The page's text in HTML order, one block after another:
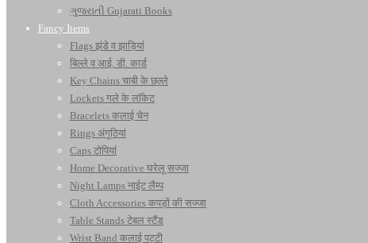
ગુજરાતી Gujarati Books
Fancy Items
Flags झंडे व झाड़ियां
बिल्ले व आई. डी. कार्ड
Key Chains चाबी के छल्ले
Lockets गले के लॉकेट
Bracelets कलाई चेन
Rings अंगूठियां
Caps टोपियां
Home Decorative घरेलू सज्जा
Night Lamps नाईट लैम्प
Cloth Accessories कपड़ों की सज्जा
Table Stands टेबल स्टैंड
Wrist Band कलाई पट्टी